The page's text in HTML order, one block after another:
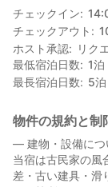
チェックイン
チェックアウト
ホスト承認
リク
最低宿泊日数
1泊
最長宿泊日数
5泊
物件の規約と制
― 建物・設備に
当宿は古民家の風
差・古い建具・滑